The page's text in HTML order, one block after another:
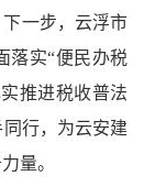
一步，云浮市
落实“便民办税
推进税收普法
行，为云安建
量。